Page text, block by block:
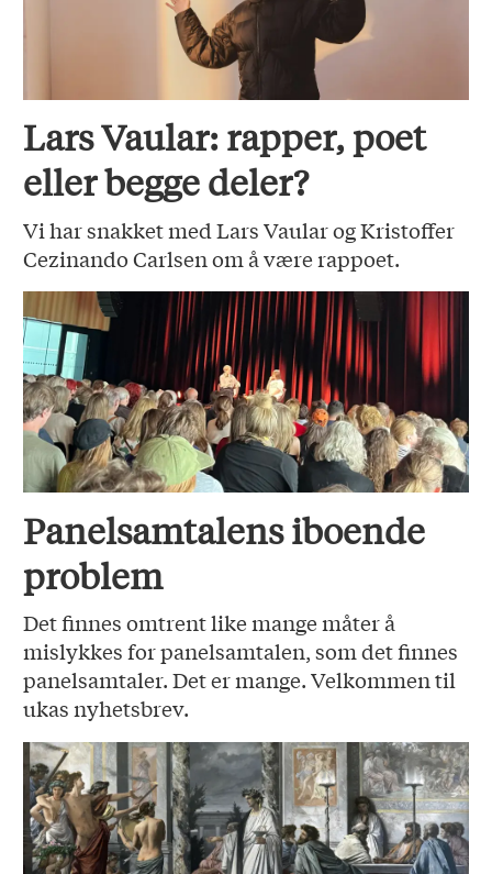
Lars Vaular: rapper, poet
eller begge deler?
Vi har snakket med Lars Vaular og Kristoffer
Cezinando Carlsen om å være rappoet.
Panelsamtalens iboende
problem
Det finnes omtrent like mange måter å
mislykkes for panelsamtalen, som det finnes
panelsamtaler. Det er mange. Velkommen til
ukas nyhetsbrev.